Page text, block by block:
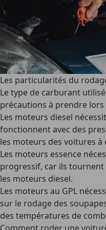
Les particularités du
Le type de carburant
précautions à prendre
Les moteurs diesel
fonctionnent avec des
les moteurs des voitures à
Les moteurs essence
progressif, car ils tournent
les moteurs diesel.
Les moteurs au GPL
sur le rodage des
des températures de